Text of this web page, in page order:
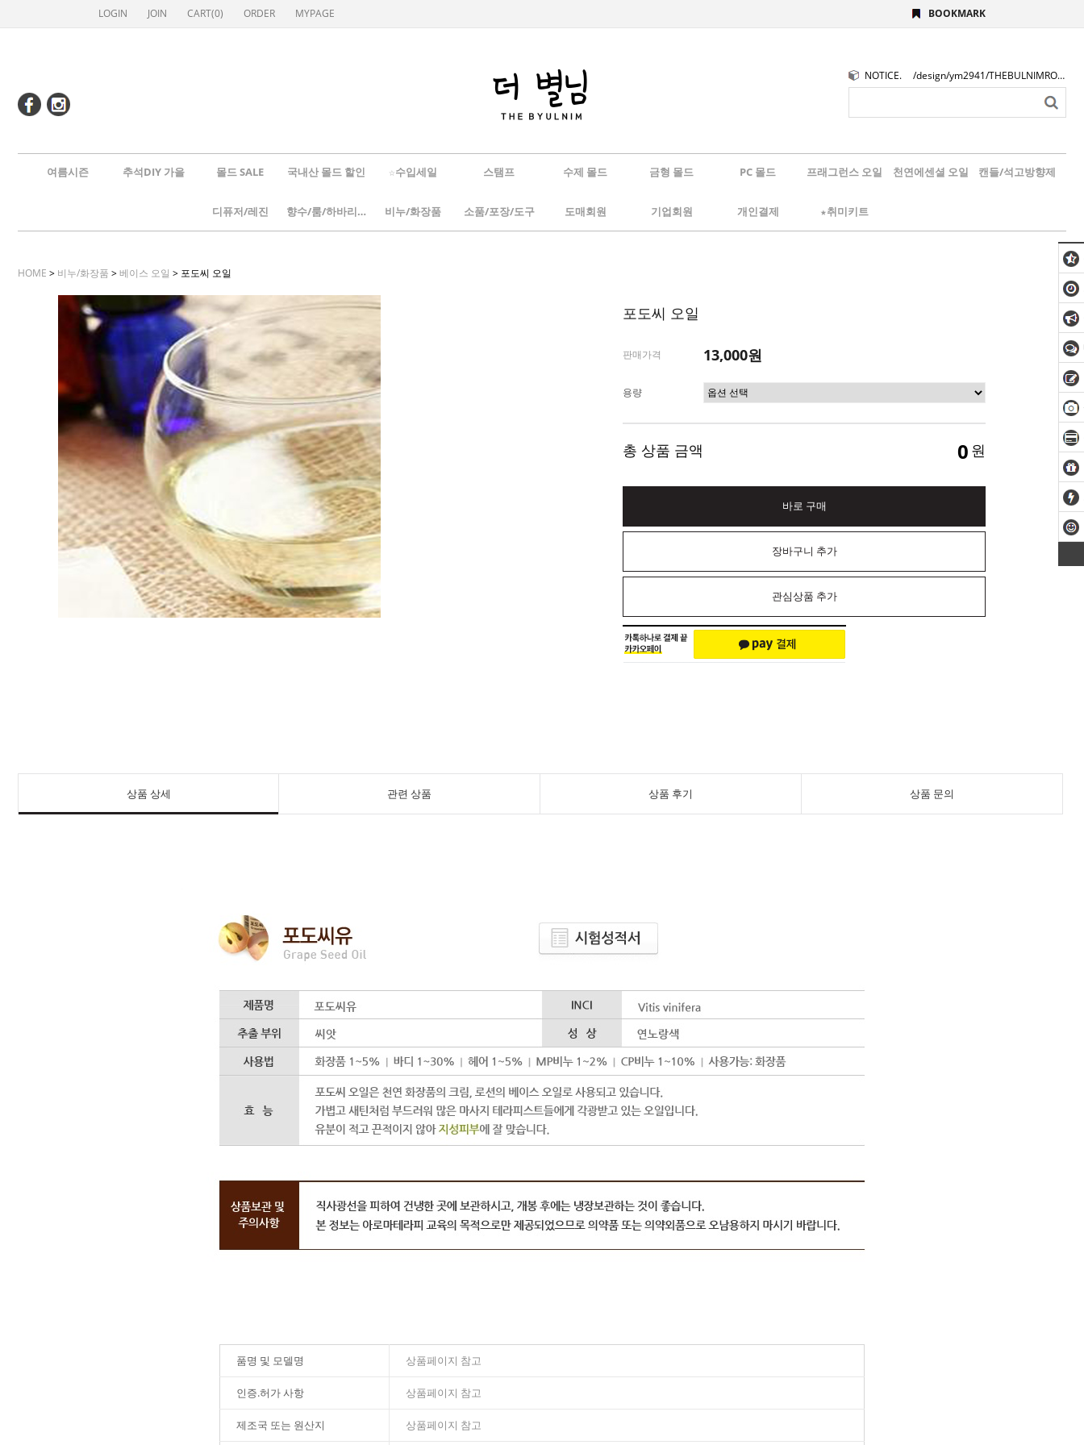
LOGIN JOIN CART(0) ORDER MYPAGE BOOKMARK
NOTICE. /design/ym2941/THEBULNIMROGO.png
여름시즌 추석DIY 가을 몰드 SALE 국내산 몰드 할인 ☆수입세일 스탬프 수제 몰드 금형 몰드 PC 몰드 프래그런스 오일 천연에센셜 오일 캔들/석고방향제
디퓨저/레진 향수/룸/하바리움 비누/화장품 소품/포장/도구 도매회원 기업회원 개인결제 ★취미키트
HOME > 비누/화장품 >베이스 오일 > 포도씨 오일
포도씨 오일
판매가격 13,000원
용량
총 상품 금액 0 원
바로 구매
장바구니 추가
관심상품 추가
상품 상세 관련 상품 상품 후기 상품 문의
품명 및 모델명 상품페이지 참고
인증.허가 사항 상품페이지 참고
제조국 또는 원산지 상품페이지 참고